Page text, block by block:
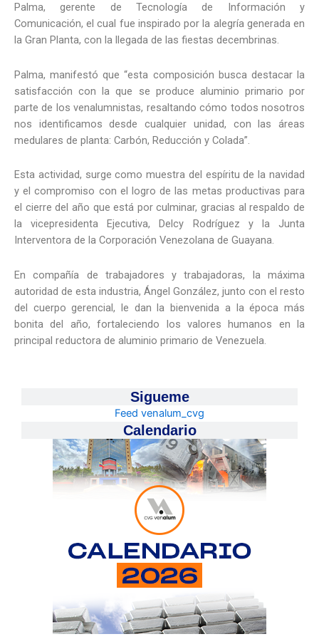
Palma, gerente de Tecnología de Información y
Comunicación, el cual fue inspirado por la alegría generada en
la Gran Planta, con la llegada de las fiestas decembrinas.
Palma, manifestó que “esta composición busca destacar la
satisfacción con la que se produce aluminio primario por
parte de los venalumnistas, resaltando cómo todos nosotros
nos identificamos desde cualquier unidad, con las áreas
medulares de planta: Carbón, Reducción y Colada”.
Esta actividad, surge como muestra del espíritu de la navidad
y el compromiso con el logro de las metas productivas para
el cierre del año que está por culminar, gracias al respaldo de
la vicepresidenta Ejecutiva, Delcy Rodríguez y la Junta
Interventora de la Corporación Venezolana de Guayana.
En compañía de trabajadores y trabajadoras, la máxima
autoridad de esta industria, Ángel González, junto con el resto
del cuerpo gerencial, le dan la bienvenida a la época más
bonita del año, fortaleciendo los valores humanos en la
principal reductora de aluminio primario de Venezuela.
Sigueme
Feed venalum_cvg
Calendario